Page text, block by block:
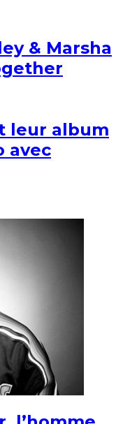
& Marsha
leur album
avec